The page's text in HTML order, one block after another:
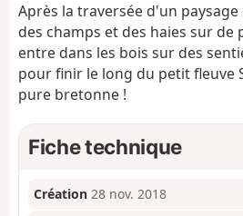
Après la traversée d'un paysage
des champs et des haies sur de
entre dans les bois sur des
pour finir le long du petit fleuve
pure bretonne !
Fiche technique
Création 28 nov. 2018